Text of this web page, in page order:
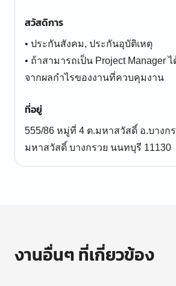
สวัสดิการ
• ประกันสังคม, ประกันอุบัติเหตุ
• ถ้าสามารถเป็น Project Manager
จากผลกำไรของงานที่ควบคุมงาน
ที่อยู่
555/86 หมู่ที่ 4 ต.มหาสวัสดิ์ อ.บางก
มหาสวัสดิ์ บางกรวย นนทบุรี 11130
งานอื่นๆ ที่เกี่ยวข้อง